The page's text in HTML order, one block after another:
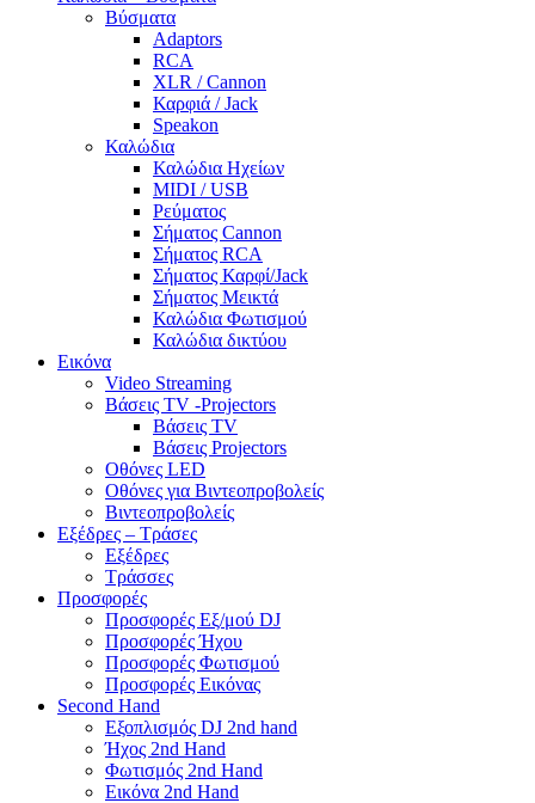
Βύσματα
Adaptors
RCA
XLR / Cannon
Καρφιά / Jack
Speakon
Καλώδια
Καλώδια Ηχείων
MIDI / USB
Ρεύματος
Σήματος Cannon
Σήματος RCA
Σήματος Καρφί/Jack
Σήματος Μεικτά
Καλώδια Φωτισμού
Καλώδια δικτύου
Εικόνα
Video Streaming
Βάσεις TV -Projectors
Βάσεις TV
Βάσεις Projectors
Οθόνες LED
Οθόνες για Βιντεοπροβολείς
Βιντεοπροβολείς
Εξέδρες – Τράσες
Εξέδρες
Τράσσες
Προσφορές
Προσφορές Εξ/μού DJ
Προσφορές Ήχου
Προσφορές Φωτισμού
Προσφορές Εικόνας
Second Hand
Εξοπλισμός DJ 2nd hand
Ήχος 2nd Hand
Φωτισμός 2nd Hand
Εικόνα 2nd Hand